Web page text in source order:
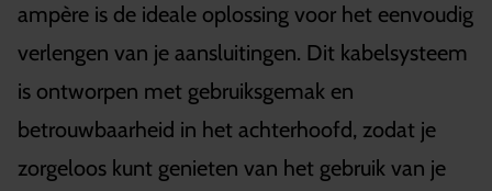
ampère is de ideale oplossing voor het eenvoudig
verlengen van je aansluitingen. Dit kabelsysteem
is ontworpen met gebruiksgemak en
betrouwbaarheid in het achterhoofd, zodat je
zorgeloos kunt genieten van het gebruik van je